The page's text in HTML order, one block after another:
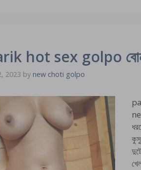
hot sex golpo বোন
2023 by new choti golpo